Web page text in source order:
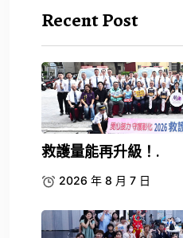
Recent Post
救護量能再升級！.
2026 年 8 月 7 日